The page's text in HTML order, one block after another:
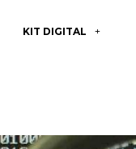
KIT DIGITAL